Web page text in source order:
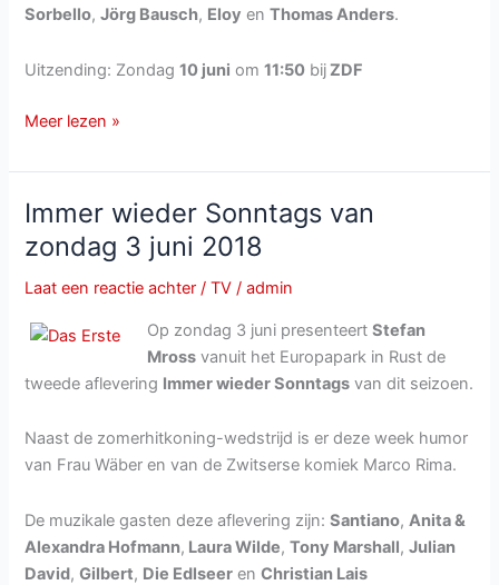
Sorbello,Jörg Bausch, Eloy enThomas Anders.
Uitzending: Zondag10 juni om11:50 bijZDF
ZDF-
van
zondag
10
juni
2018
Meer lezen »
Immer wieder Sonntags van
zondag 3 juni 2018
Laat een reactie achter /TV /admin
Op zondag 3 juni presenteertStefan
Mross vanuit het Europapark in Rust de
tweede aflevering Immer wieder Sonntags van dit seizoen.
Naast de zomerhitkoning-wedstrijd is er deze week humor
van Frau Wäber en van de Zwitserse komiek Marco Rima.
De muzikale gasten deze aflevering zijn:Santiano,Anita &
Alexandra Hofmann, Laura Wilde,Tony Marshall,Julian
David,Gilbert, Die Edlseer enChristian Lais